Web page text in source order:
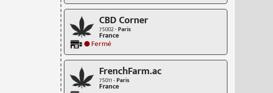
CBD Corner
75002 -Paris
France
Fermé
FrenchFarm.ac
75011 -Paris
France